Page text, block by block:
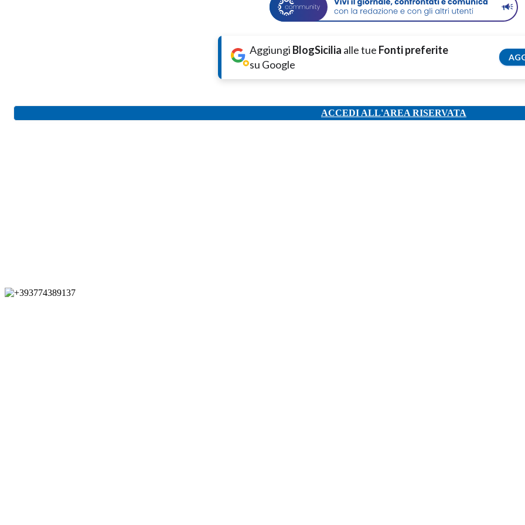
Aggiungi BlogSicilia alle tue Fonti preferite
su Google
ACCEDI ALL'AREA RISERVATA